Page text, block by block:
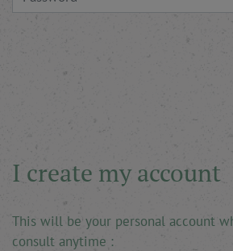
I create my account
This will be your personal account
consult anytime :